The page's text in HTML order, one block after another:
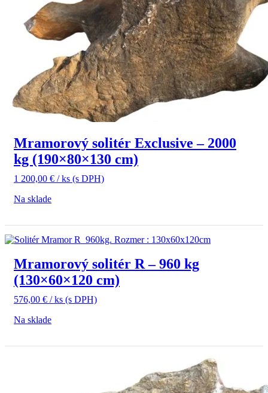
Mramorový solitér Exclusive – 2000
kg (190×80×130 cm)
1 200,00 € / ks (s DPH)
Na sklade
Mramorový solitér R – 960 kg
(130×60×120 cm)
576,00 € / ks (s DPH)
Na sklade